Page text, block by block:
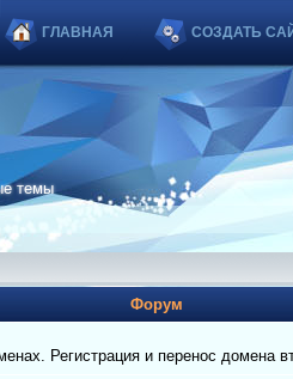
ГЛАВНАЯ СОЗДАТЬ
темы
Форум
Регистрация и перенос домена